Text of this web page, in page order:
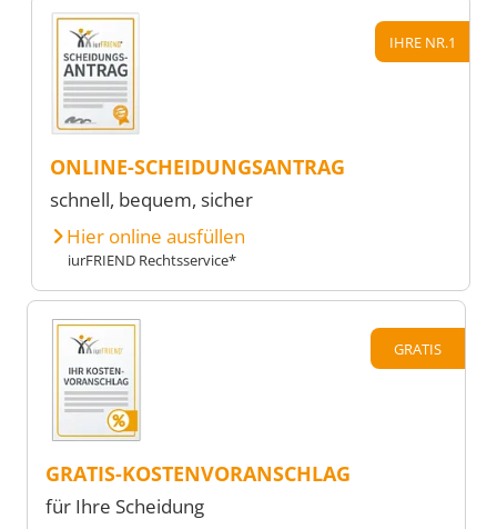
IHRE NR.1
ONLINE-SCHEIDUNGSANTRAG
schnell, bequem, sicher
Hier online ausfüllen
iurFRIEND Rechtsservice*
GRATIS
GRATIS-KOSTENVORANSCHLAG
für Ihre Scheidung